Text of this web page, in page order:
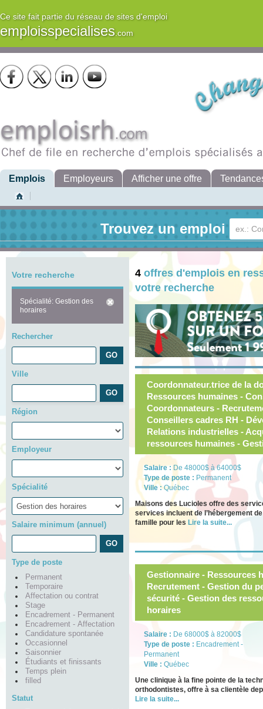
Ce site fait partie du réseau de sites d'emploi
emploisspecialises.com
Emplois Employeurs Afficher une offre
Trouvez un emploi
Votre recherche
Spécialité: Gestion des
horaires
Rechercher
Ville
Région
Employeur
Spécialité
Salaire minimum (annuel)
Type de poste
Permanent
Temporaire
Affectation ou contrat
Stage
Encadrement - Permanent
Encadrement - Affectation
Candidature spontanée
Occasionnel
Saisonnier
Étudiants et finissants
Temps plein
filled
Statut
4 offres d'emplois en
votre recherche
Coordonnateur.trice de la
Ressources humaines -
Coordonnateurs -
Conseillers cadres RH -
Relations industrielles -
ressources humaines -
Salaire : De 48000$ à 64000$
Type de poste : Permanent
Ville :Québec
Maisons des Lucioles offre des
services incluent de l’hébergement
famille pour les Lire la suite...
Gestionnaire - Ressources
Recrutement - Gestion du
sécurité - Gestion des
horaires
Salaire : De 68000$ à 82000$
Type de poste : Encadrement -
Permanent
Ville : Québec
Une clinique à la fine pointe de la
orthodontistes, offre à sa clientèle
Lire la suite...